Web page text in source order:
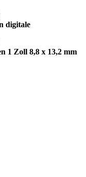
digitale
1 Zoll 8,8 x 13,2 mm